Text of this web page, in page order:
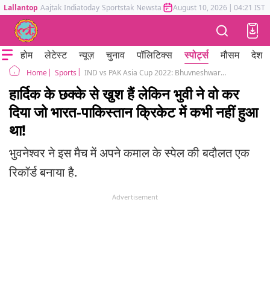
Lallantop Aajtak Indiatoday Sportstak Newstak Mumbai Tak Astrotak
August 10, 2026 | 04:21 IST
होम लेटेस्ट न्यूज़ चुनाव पॉलिटिक्स स्पोर्ट्स मौसम देश
Home Sports IND vs PAK Asia Cup 2022: Bhuvneshwar Kumar becomes 1st Indian bowler to take a 4-wicket haul vs Pakistan in T20Is
हार्दिक के छक्के से खुश हैं लेकिन भुवी ने वो कर
दिया जो भारत-पाकिस्तान क्रिकेट में कभी नहीं हुआ
था!
भुवनेश्वर ने इस मैच में अपने कमाल के स्पेल की बदौलत एक
रिकॉर्ड बनाया है.
Advertisement